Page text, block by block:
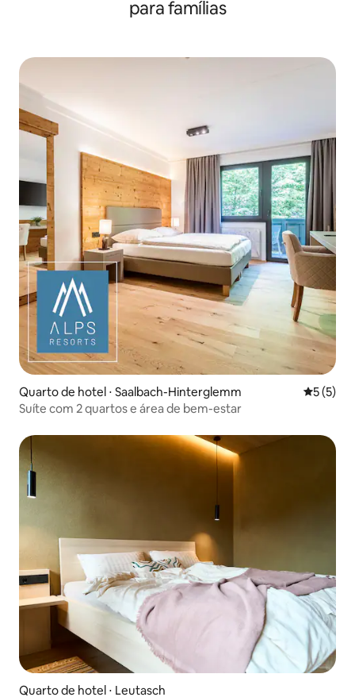
para famílias
Quarto de hotel ⋅ Saalbach-Hinterglemm 5 de
5 (5)
Suíte com 2 quartos e área de bem-estar
Quarto de hotel ⋅ Leutasch